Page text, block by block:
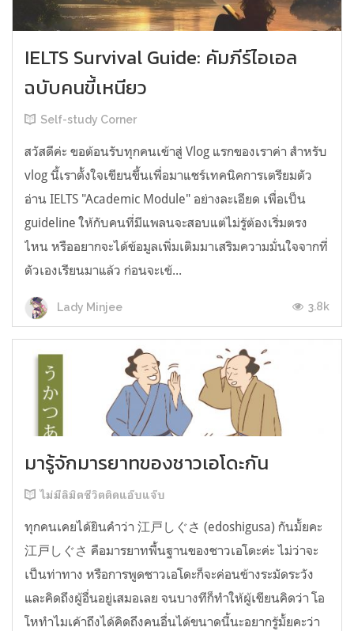
IELTS Survival Guide: คัมภีร์ไอเอล
ฉบับคนขี้เหนียว
Self-study Corner
สวัสดีค่ะ ขอต้อนรับทุกคนเข้าสู่ Vlog แรกของเราค่า สำหรับ
vlog นี้เราตั้งใจเขียนขึ้นเพื่อมาแชร์เทคนิคการเตรียมตัว
อ่าน IELTS "Academic Module" อย่างละเอียด เพื่อเป็น
guideline ให้กับคนที่มีแพลนจะสอบแต่ไม่รู้ต้องเริ่มตรง
ไหน หรืออยากจะได้ข้อมูลเพิ่มเติมมาเสริมความมั่นใจจากที่
ตัวเองเรียนมาแล้ว ก่อนจะเข้...
Lady Minjee 3.8k
มารู้จักมารยาทของชาวเอโดะกัน
ไม่มีลิมิตชีวิตติดแอ๊บแจ๊บ
ทุกคนเคยได้ยินคำว่า 江戸しぐさ (edoshigusa) กันมั้ยคะ
江戸しぐさ คือมารยาทพื้นฐานของชาวเอโดะค่ะ ไม่ว่าจะ
เป็นท่าทาง หรือการพูดชาวเอโดะก็จะค่อนข้างระมัดระวัง
และคิดถึงผู้อื่นอยู่เสมอเลย จนบางทีก็ทำให้ผู้เขียนคิดว่า โอ
โหทำไมเค้าถึงได้คิดถึงคนอื่นได้ขนาดนี้นะอยากรู้มั้ยคะว่า